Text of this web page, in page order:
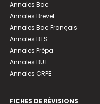
Annales Bac
Annales Brevet
Annales Bac Français
Annales BTS
Annales Prépa
Annales BUT
Annales CRPE
FICHES DE RÉVISIONS